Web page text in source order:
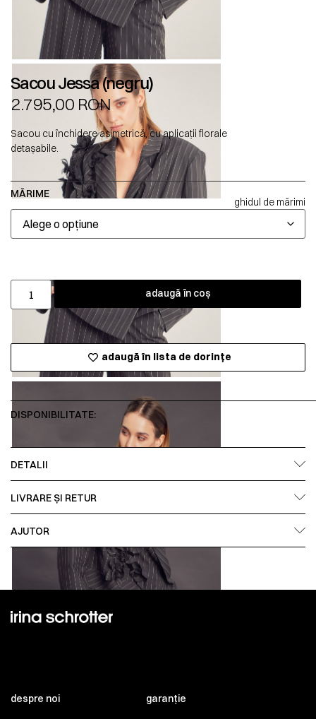
Sacou Jessa (negru)
2.795,00 RON
Sacou cu închidere asimetrică, cu aplicații florale
detașabile.
MĂRIME
ghidul de mărimi
adaugă în coș
adaugă în lista de dorințe
DISPONIBILITATE:
DETALII
LIVRARE ȘI RETUR
AJUTOR
despre noi garanție